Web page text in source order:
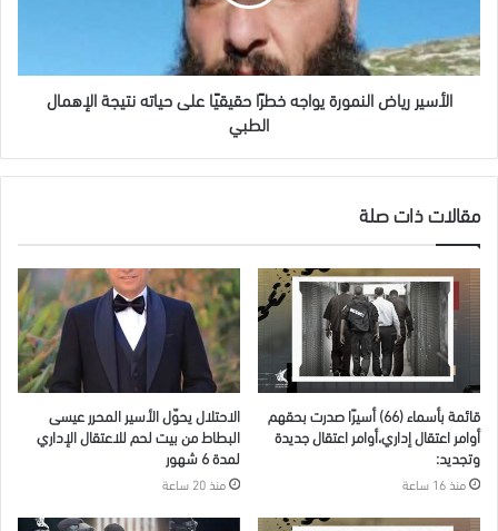
حياته
نتيجة
الإهمالالأسير رياض النمورة يواجه خطرًا حقيقيًا على حياته نتيجة الإهمال
الطبي
مقالات ذات صلة
قائمة بأسماء (66) أسيرًا صدرت بحقهم
أوامر اعتقال إداري،أوامر اعتقال جديدة
وتجديد:
منذ 16 ساعة
الاحتلال يحوّل الأسير المحرر عيسى
البطاط من بيت لحم للاعتقال الإداري
لمدة 6 شهور
منذ 20 ساعة